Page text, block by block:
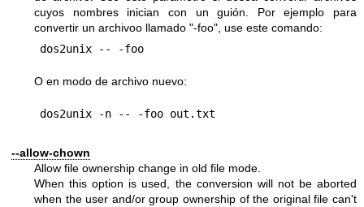
cuyos nombres inician con un guión. Por ejemplo para
convertir un archivoo llamado "-foo", use este comando:
O en modo de archivo nuevo:
--allow-chown
Allow file ownership change in old file mode.
When this option is used, the conversion will not be aborted
when the user and/or group ownership of the original file can't